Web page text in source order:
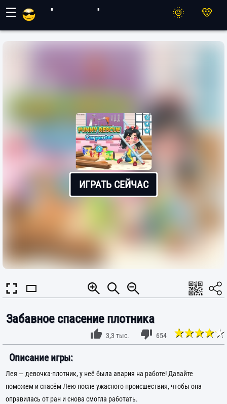
☰
ИГРАТЬ СЕЙЧАС
Забавное спасение плотника
3,3 тыс. 654
Описание игры:
Лея — девочка-плотник, у неё была авария на работе! Давайте
поможем и спасём Лею после ужасного происшествия, чтобы она
оправилась от ран и снова смогла работать.